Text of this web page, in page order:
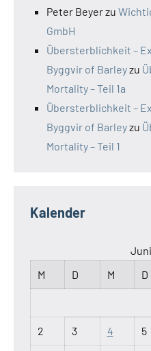
Peter Beyerzu
GmbH
Übersterblichkeit –
Byggvir of Barleyzu
Mortality – Teil 1a
Übersterblichkeit –
Byggvir of Barleyzu
Mortality – Teil 1
Kalender
M
D M D
2 3 4 5